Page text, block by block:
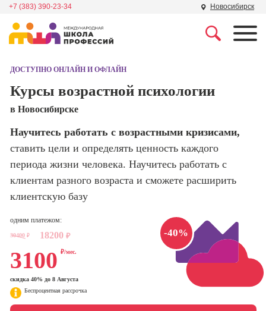
+7 (383) 390-23-34 Новосибирск
Школа дизайна
программирования
Школа психологии
Школа мастеров
Школа актерского
мастерства
Школа бизнеса и
управления
поисковой
продвижение
сайтов)
Профессия
Интернет-
Менеджер по
маркетингу в
социальных
сетях (SMM-
Специалист по
ДОСТУПНО ОНЛАЙН И ОФЛАЙН
Курсы возрастной психологии
в Новосибирске
Научитесь работать с возрастными кризисами,
ставить цели и определять ценность каждого
периода жизни человека. Научитесь работать с
клиентам разного возраста и сможете расширить
клиентскую базу
-40%
одним платежом:
30400 ₽ 18200 ₽
3100 ₽/мес.
скидка 40% до 8 Августа
Беспроцентная рассрочка